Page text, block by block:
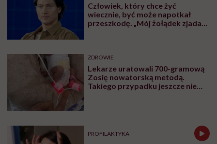
Człowiek, który chce żyć
wiecznie, być może napotkał
przeszkodę. „Mój żołądek zjada
ZDROWIE
Lekarze uratowali 700-gramową
Zosię nowatorską metodą.
Takiego przypadku jeszcze nie
PROFILAKTYKA